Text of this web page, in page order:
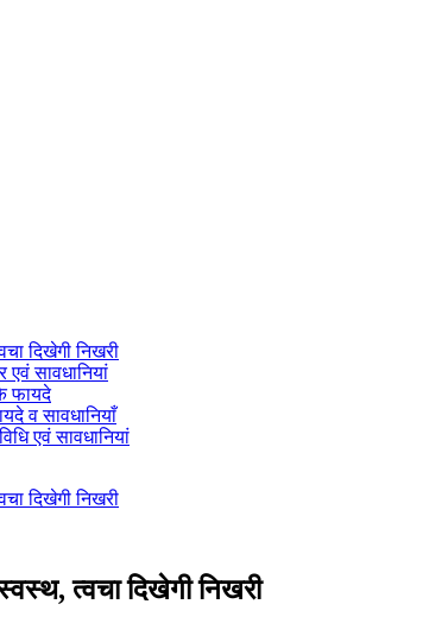
दिखेगी निखरी
सावधानियां
फायदे
व सावधानियाँ
एवं सावधानियां
दिखेगी निखरी
त्वचा दिखेगी निखरी